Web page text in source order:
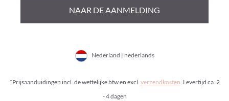
NAAR DE AANMELDING
Nederland | nederlands
*Prijsaanduidingen incl. de wettelijke btw en excl. verzendkosten. Levertijd ca. 2
- 4 dagen